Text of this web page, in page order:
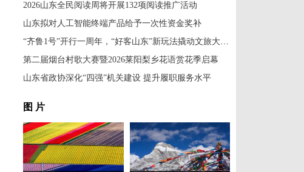
2026山东全民阅读周将开展132项阅读推广活动
山东拟对人工智能终端产品给予一次性资金奖补
“齐鲁1号”开行一周年，“好客山东”新玩法撬动文旅大消费
第二届烟台村歌大赛暨2026莱阳梨乡花语赏花季启幕
山东省政协深化“四强”机关建设 提升履职服务水平
图 片